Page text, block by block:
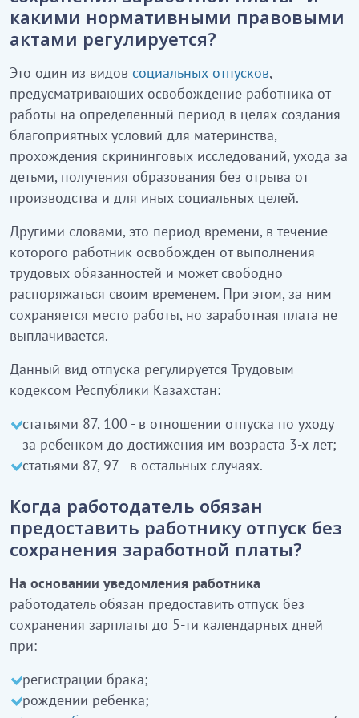
какими нормативными правовыми
актами регулируется?
Это один из видов социальных отпусков,
предусматривающих освобождение работника от
работы на определенный период в целях создания
благоприятных условий для материнства,
прохождения скрининговых исследований, ухода за
детьми, получения образования без отрыва от
производства и для иных социальных целей.
Другими словами, это период времени, в течение
которого работник освобожден от выполнения
трудовых обязанностей и может свободно
распоряжаться своим временем. При этом, за ним
сохраняется место работы, но заработная плата не
выплачивается.
Данный вид отпуска регулируется Трудовым
кодексом Республики Казахстан:
статьями 87, 100 - в отношении отпуска по уходу
за ребенком до достижения им возраста 3-х лет;
статьями 87, 97 - в остальных случаях.
Когда работодатель обязан
предоставить работнику отпуск без
сохранения заработной платы?
На основании уведомления работника
работодатель обязан предоставить отпуск без
сохранения зарплаты до 5-ти календарных дней
при:
регистрации брака;
рождении ребенка;